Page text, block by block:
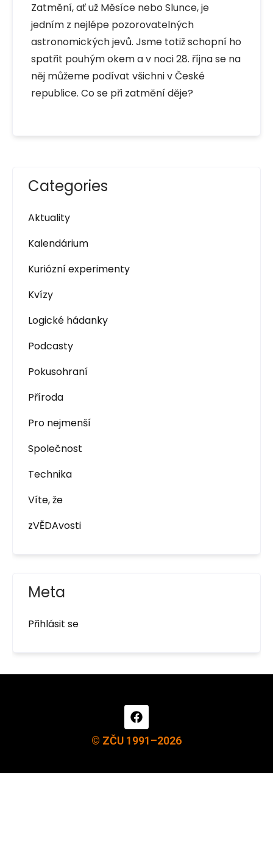
Zatmění, ať už Měsíce nebo Slunce, je
jedním z nejlépe pozorovatelných
astronomických jevů. Jsme totiž schopní ho
spatřit pouhým okem a v noci 28. října se na
něj můžeme podívat všichni v České
republice. Co se při zatmění děje?
Categories
Aktuality
Kalendárium
Kuriózní experimenty
Kvízy
Logické hádanky
Podcasty
Pokusohraní
Příroda
Pro nejmenší
Společnost
Technika
Víte, že
zVĚDAvosti
Meta
Přihlásit se
© ZČU 1991–2026